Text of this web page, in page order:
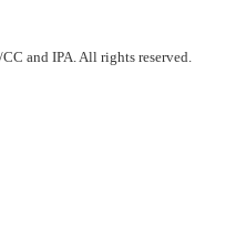
and IPA. All rights reserved.